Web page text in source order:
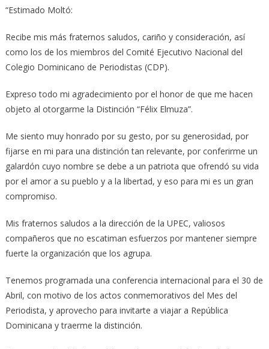
“Estimado Moltó:
Recibe mis más fraternos saludos, cariño y consideración, así
como los de los miembros del Comité Ejecutivo Nacional del
Colegio Dominicano de Periodistas (CDP).
Expreso todo mi agradecimiento por el honor de que me hacen
objeto al otorgarme la Distinción “Félix Elmuza”.
Me siento muy honrado por su gesto, por su generosidad, por
fijarse en mi para una distinción tan relevante, por conferirme un
galardón cuyo nombre se debe a un patriota que ofrendó su vida
por el amor a su pueblo y a la libertad, y eso para mi es un gran
compromiso.
Mis fraternos saludos a la dirección de la UPEC, valiosos
compañeros que no escatiman esfuerzos por mantener siempre
fuerte la organización que los agrupa.
Tenemos programada una conferencia internacional para el 30 de
Abril, con motivo de los actos conmemorativos del Mes del
Periodista, y aprovecho para invitarte a viajar a República
Dominicana y traerme la distinción.